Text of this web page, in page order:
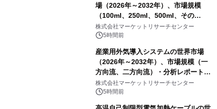
場（2026年～2032年）、市場規模
（100ml、250ml、500ml、その
他）・分析レポートを発表
株式会社マーケットリサーチセンター
5時間前
産業用外気導入システムの世界市場
（2026年～2032年）、市場規模（一
方向流、二方向流）・分析レポートを
発表
株式会社マーケットリサーチセンター
5時間前